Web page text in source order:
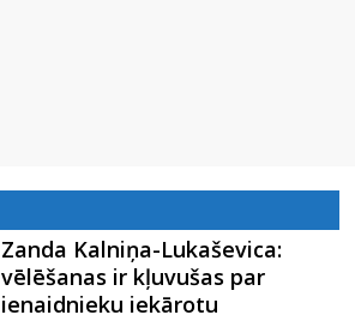
Zanda Kalniņa-Lukaševica:
vēlēšanas ir kļuvušas par
ienaidnieku iekārotu